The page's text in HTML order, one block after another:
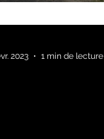
2023 1 min de lecture